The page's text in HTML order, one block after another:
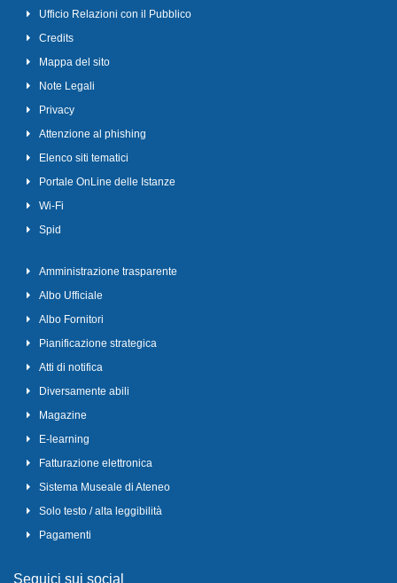
Ufficio Relazioni con il Pubblico
Credits
Mappa del sito
Note Legali
Privacy
Attenzione al phishing
Elenco siti tematici
Portale OnLine delle Istanze
Wi-Fi
Spid
Amministrazione trasparente
Albo Ufficiale
Albo Fornitori
Pianificazione strategica
Atti di notifica
Diversamente abili
Magazine
E-learning
Fatturazione elettronica
Sistema Museale di Ateneo
Solo testo / alta leggibilità
Pagamenti
Seguici sui social